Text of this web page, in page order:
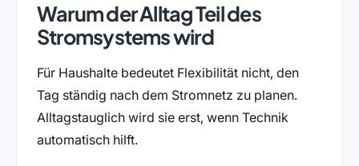
Warum der Alltag Teil des
Stromsystems wird
Für Haushalte bedeutet Flexibilität nicht, den
Tag ständig nach dem Stromnetz zu planen.
Alltagstauglich wird sie erst, wenn Technik
automatisch hilft.